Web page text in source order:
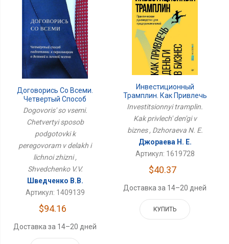
Договорись Со Всеми.
Четвертый Способ
Подготовки К
Переговорам В Делах И
Личной Жизни
Dogovoris' so vsemi.
Chetvertyi sposob
podgotovki k
peregovoram v delakh i
lichnoi zhizni ,
Shvedchenko V.V.
Шведченко В.В.
Артикул: 1409139
$94.16
Доставка за 14–20 дней
Инвестиционный
Трамплин. Как Привлечь
Деньги В Бизнес
Investitsionnyi tramplin.
Kak privlech' den'gi v
biznes , Dzhoraeva N. E.
Джораева Н. Е.
Артикул: 1619728
$40.37
Доставка за 14–20 дней
КУПИТЬ